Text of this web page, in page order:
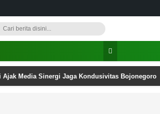
Ajak Media Sinergi Jaga Kondusivitas Bojonegoro